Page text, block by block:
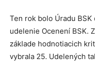
Ten rok bolo Úradu
udelenie Ocenení BSK.
základe hodnotiacich
vybrala 25. Udelených